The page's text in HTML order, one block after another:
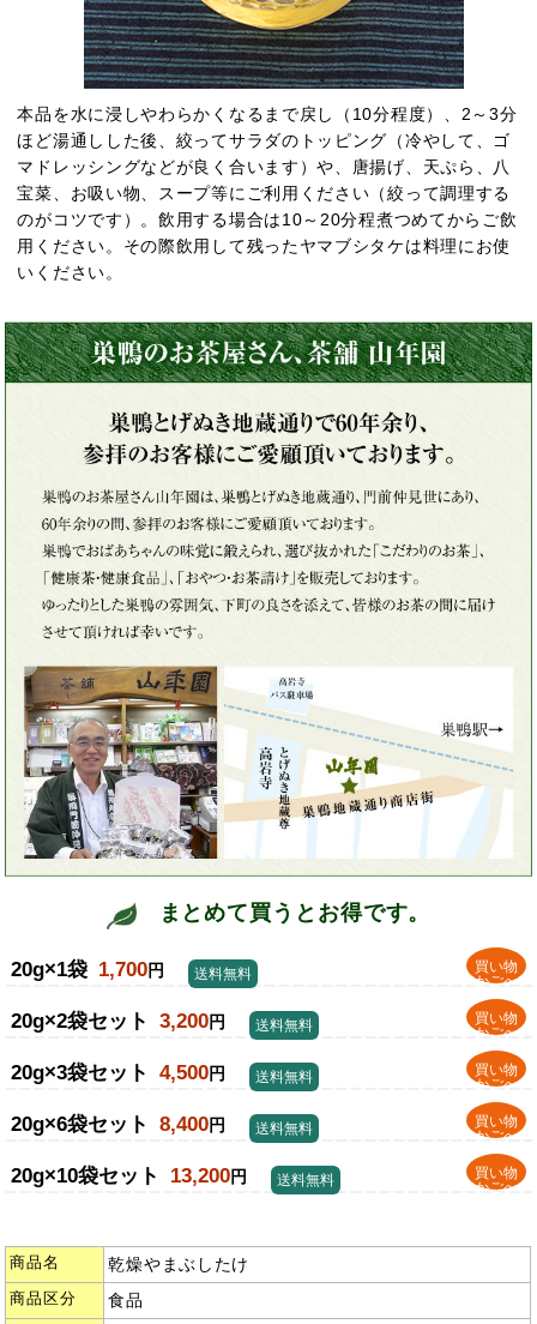
本品を水に浸しやわらかくなるまで戻し（10分程度）、2～3分
ほど湯通しした後、絞ってサラダのトッピング（冷やして、ゴ
マドレッシングなどが良く合います）や、唐揚げ、天ぷら、八
宝菜、お吸い物、スープ等にご利用ください（絞って調理する
のがコツです）。飲用する場合は10～20分程煮つめてからご飲
用ください。その際飲用して残ったヤマブシタケは料理にお使
いください。
まとめて買うとお得です。
20g×1袋 1,700円
買い物
かごへ
送料無料
20g×2袋セット 3,200円
買い物
かごへ
送料無料
20g×3袋セット 4,500円
買い物
かごへ
送料無料
20g×6袋セット 8,400円
買い物
かごへ
送料無料
20g×10袋セット 13,200円
買い物
かごへ
送料無料
商品名 乾燥やまぶしたけ
商品区分 食品